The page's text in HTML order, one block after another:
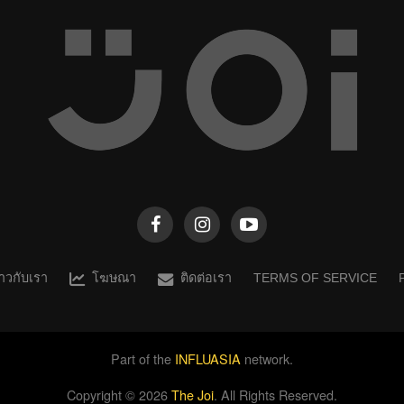
วกับเรา โฆษณา ติดต่อเรา TERMS OF SERVICE
Part of the INFLUASIA network.
Copyright ©2026The Joi. All Rights Reserved.